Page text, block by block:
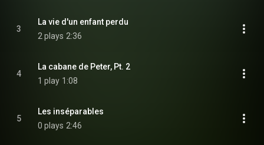
3
La vie d'un enfant perdu
2 plays 2:36
4
La cabane de Peter, Pt. 2
1 play 1:08
5
Les inséparables
0 plays 2:46